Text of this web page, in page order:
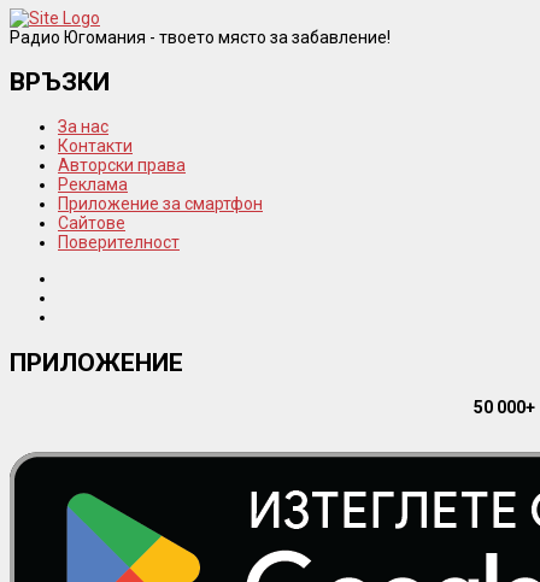
Радио Югомания - твоето място за забавление!
ВРЪЗКИ
За нас
Контакти
Авторски права
Реклама
Приложение за смартфон
Сайтове
Поверителност
ПРИЛОЖЕНИЕ
50